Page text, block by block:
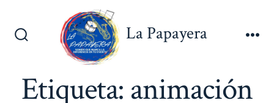
Alternar
La Papayera
Etiqueta: animación